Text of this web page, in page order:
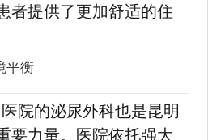
者提供了更加舒适的住
平衡
院的泌尿外科也是昆明
要力量。医院依托强大